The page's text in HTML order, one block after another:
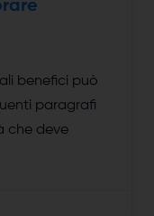
benefici può
paragrafi
che deve